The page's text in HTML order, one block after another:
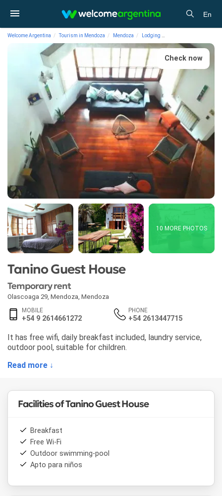
En
Welcome Argentina Tourism in Mendoza Mendoza Lodging
Check now
10 MORE PHOTOS
Tanino Guest House
Temporary rent
Olascoaga 29 Mendoza Mendoza
MOBILE
+54 9 2614661272
PHONE
+54 2613447715
It has free wifi, daily breakfast included, laundry service,
outdoor pool, suitable for children.
Read more ↓
Facilities of Tanino Guest House
Breakfast
Free Wi-Fi
Outdoor swimming-pool
Apto para niños